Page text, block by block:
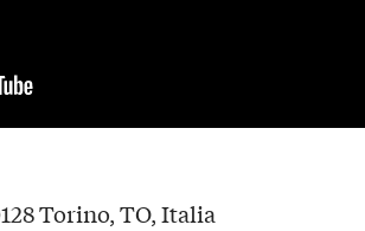
Torino, TO, Italia